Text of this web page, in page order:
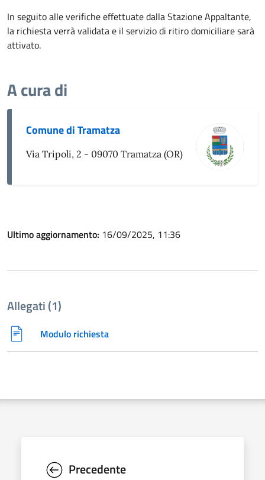
In seguito alle verifiche effettuate dalla Stazione Appaltante,
la richiesta verrà validata e il servizio di ritiro domiciliare sarà
attivato.
A cura di
Comune di Tramatza
Via Tripoli, 2 - 09070 Tramatza (OR)
Ultimo aggiornamento: 16/09/2025, 11:36
Allegati (1)
Modulo richiesta
Precedente